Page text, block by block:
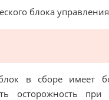
блока управления
в сборе имеет
осторожность при